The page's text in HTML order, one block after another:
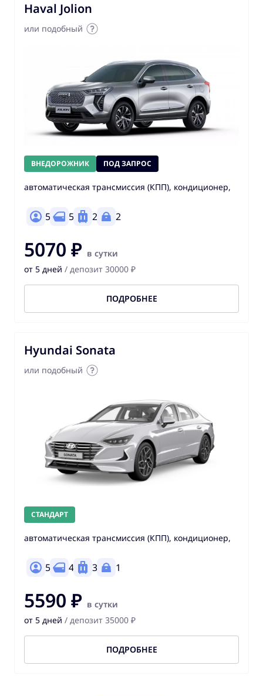
Haval Jolion
или подобный
ВНЕДОРОЖНИК ПОД ЗАПРОС
автоматическая трансмиссия (КПП), кондиционер,
5 5 2 2
5070 ₽ в сутки
от 5 дней / депозит 30000 ₽
ПОДРОБНЕЕ
Hyundai Sonata
или подобный
СТАНДАРТ
автоматическая трансмиссия (КПП), кондиционер,
5 4 3 1
5590 ₽ в сутки
от 5 дней / депозит 35000 ₽
ПОДРОБНЕЕ